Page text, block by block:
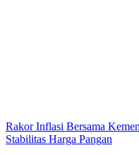
Rakor Inflasi Bersama
Stabilitas Harga Pangan